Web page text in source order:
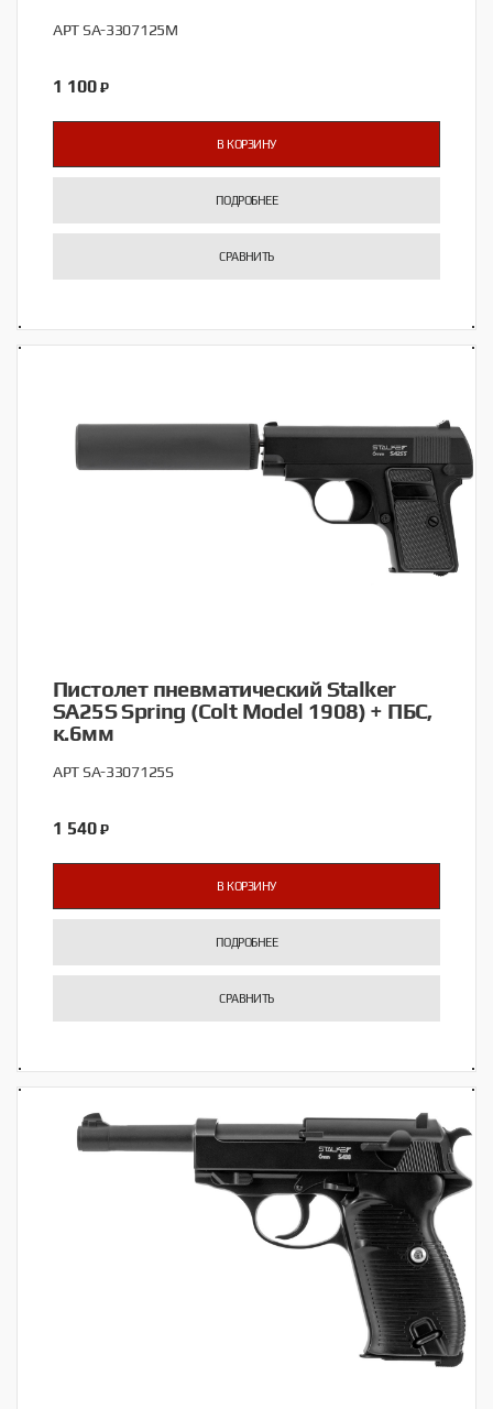
АРТ SA-3307125M
1 100 ₽
В КОРЗИНУ
ПОДРОБНЕЕ
СРАВНИТЬ
Пистолет пневматический Stalker
SA25S Spring (Colt Model 1908) + ПБС,
к.6мм
АРТ SA-3307125S
1 540 ₽
В КОРЗИНУ
ПОДРОБНЕЕ
СРАВНИТЬ